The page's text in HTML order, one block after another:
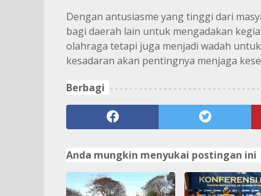
Dengan antusiasme yang tinggi dari
bagi daerah lain untuk mengadakan
olahraga tetapi juga menjadi wadah
kesadaran akan pentingnya menjaga
Berbagi
Anda mungkin menyukai postingan ini